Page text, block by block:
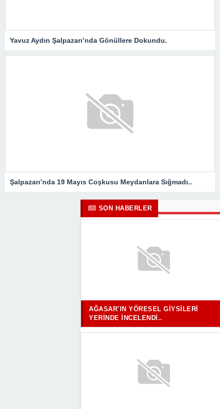
Yavuz Aydın Şalpazarı’nda Gönüllere Dokundu.
Şalpazarı’nda 19 Mayıs Coşkusu Meydanlara Sığmadı..
SON HABERLER
AĞASAR’IN YÖRESEL GIYSILERI
YERINDE İNCELENDI..